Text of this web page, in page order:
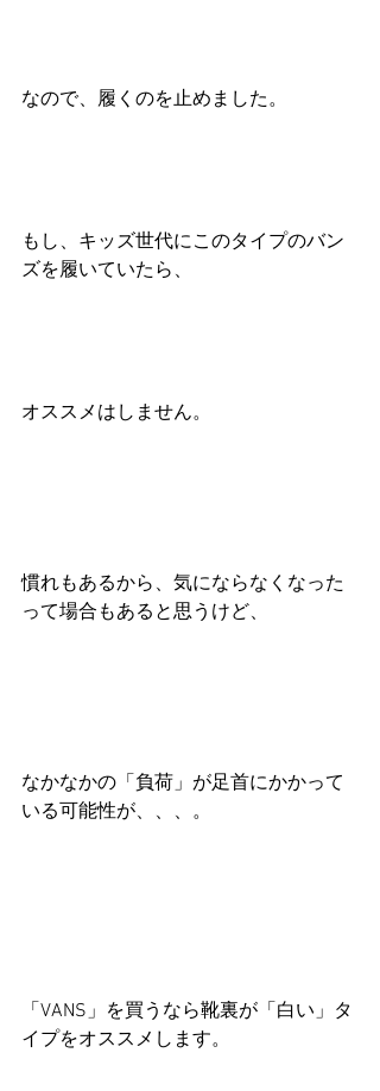
なので、履くのを止めました。
もし、キッズ世代にこのタイプのバン
ズを履いていたら、
オススメはしません。
慣れもあるから、気にならなくなった
って場合もあると思うけど、
なかなかの「負荷」が足首にかかって
いる可能性が、、、。
「VANS」を買うなら靴裏が「白い」タ
イプをオススメします。